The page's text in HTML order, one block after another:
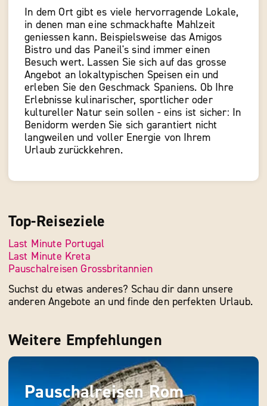
In dem Ort gibt es viele hervorragende Lokale,
in denen man eine schmackhafte Mahlzeit
geniessen kann. Beispielsweise das Amigos
Bistro und das Paneil's sind immer einen
Besuch wert. Lassen Sie sich auf das grosse
Angebot an lokaltypischen Speisen ein und
erleben Sie den Geschmack Spaniens. Ob Ihre
Erlebnisse kulinarischer, sportlicher oder
kultureller Natur sein sollen - eins ist sicher: In
Benidorm werden Sie sich garantiert nicht
langweilen und voller Energie von Ihrem
Urlaub zurückkehren.
Top-Reiseziele
Last Minute Portugal
Last Minute Kreta
Pauschalreisen Grossbritannien
Suchst du etwas anderes? Schau dir dann unsere
anderen Angebote an und finde den perfekten Urlaub.
Weitere Empfehlungen
Pauschalreisen Rom